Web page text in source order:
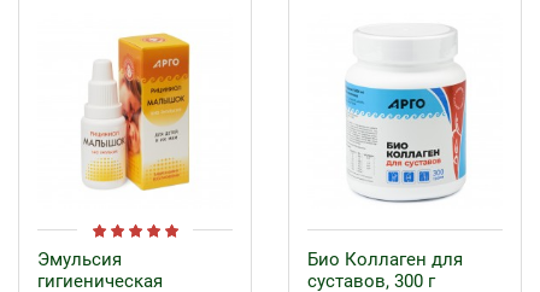
Эмульсия
гигиеническая
Био Коллаген для
суставов, 300 г